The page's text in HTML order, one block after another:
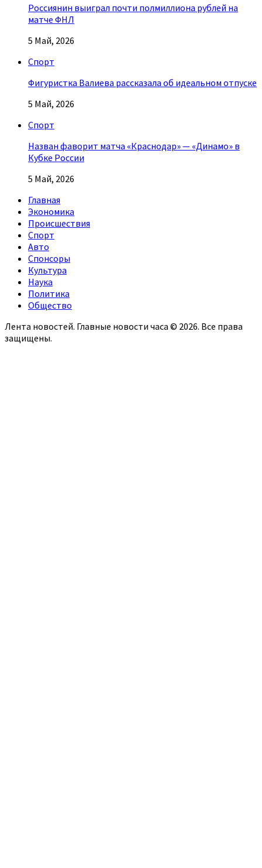
Россиянин выиграл почти полмиллиона рублей на
матче ФНЛ
5 Май, 2026
Спорт
Фигуристка Валиева рассказала об идеальном отпуске
5 Май, 2026
Спорт
Назван фаворит матча «Краснодар» — «Динамо» в
Кубке России
5 Май, 2026
Главная
Экономика
Происшествия
Спорт
Авто
Спонсоры
Культура
Наука
Политика
Общество
Лента новостей. Главные новости часа © 2026. Все права
защищены.